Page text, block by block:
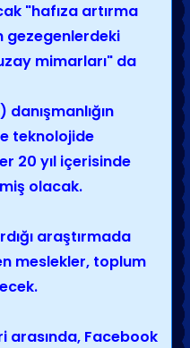
"hafıza artırma
gezegenlerdeki
mimarları" da
danışmanlığın
teknolojide
20 yıl içerisinde
olacak.
araştırmada
meslekler, toplum
arasında, Facebook